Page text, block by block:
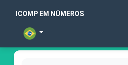
ICOMP EM NÚMEROS